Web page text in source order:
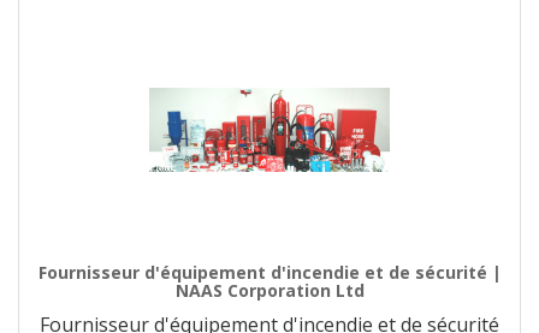
Fournisseur d'équipement d'incendie et de sécurité |
NAAS Corporation Ltd
Fournisseur d'équipement d'incendie et de sécurité